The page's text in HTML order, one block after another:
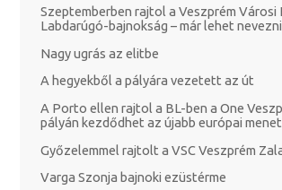
Szeptemberben rajtol a Veszprém Városi
Labdarúgó-bajnokság – már lehet nevezni
Nagy ugrás az elitbe
A hegyekből a pályára vezetett az út
A Porto ellen rajtol a BL-ben a One
pályán kezdődhet az újabb európai
Győzelemmel rajtolt a VSC Veszprém
Varga Szonja bajnoki ezüstérme